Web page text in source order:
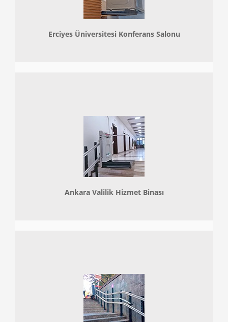
Erciyes Üniversitesi Konferans Salonu
Ankara Valilik Hizmet Binası